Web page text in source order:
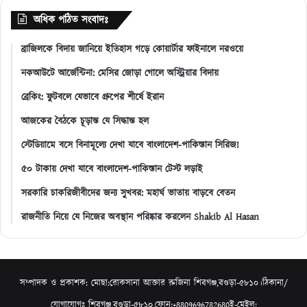
অধিক পঠিত সংবাদঃ
ব্রাজিলকে বিদায় জানিয়ে ইতিহাস গড়ে কোয়ার্টার ফাইনালে নরওয়ে
নকআউটে আর্জেন্টিনা: মেসির জোড়া গোলে অস্ট্রিয়ার বিদায়
ব্রেকিং: ফুটবলে যেভাবে গ্রুপের শীর্ষে ইরান
আজকের বৈঠকে চূড়ান্ত যে সিদ্ধান্ত হল
স্টেডিয়ামে বসে বিনামূল্যে দেখা যাবে বাংলাদেশ-পাকিস্তান সিরিজ!
৫০ টাকায় দেখা যাবে বাংলাদেশ-পাকিস্তান টেস্ট লড়াই
সরকারি চাকরিজীবীদের জন্য সুখবর: মহার্ঘ ভাতায় বাড়বে বেতন
রাজনীতি নিয়ে যে নিজের অবস্থান পরিষ্কার করলেন Shakib Al Hasan
সম্পাদক ও প্রকাশক: মোছা:রোকসানা আক্তার রুজিনা শিবগঞ্জ,বগুড়া-৫৮১০।ঠিকানা/